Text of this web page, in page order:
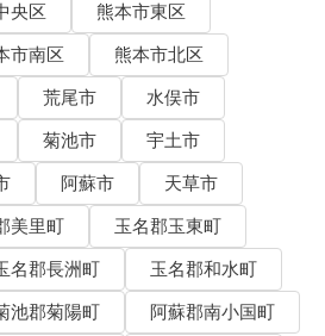
央区
熊本市東区
市南区
熊本市北区
荒尾市
水俣市
菊池市
宇土市
阿蘇市
天草市
美里町
玉名郡玉東町
名郡長洲町
玉名郡和水町
池郡菊陽町
阿蘇郡南小国町